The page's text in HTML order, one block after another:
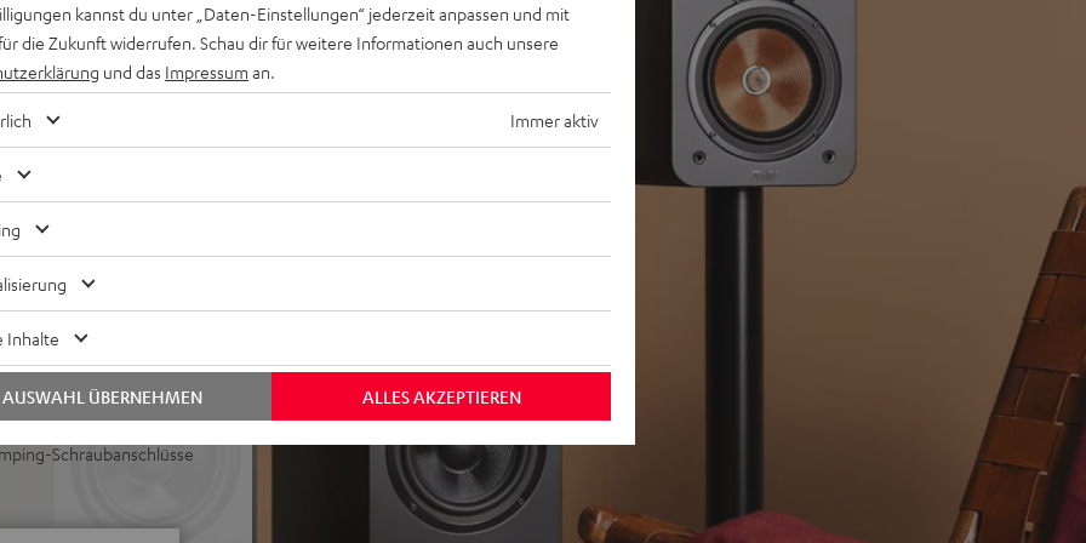
Einhüllung und
verwendbar,
Pegel bei
Phase-Plug arbeitet in
ULTIMA-
auch bei geringen
Höhen und sehr guter
Standfuß, Regal oder
Lackfront und wertigen
Schraubanschlüsse
kannst du unter „Daten-Einstellungen“ jederzeit anpassen und mit
die Zukunft widerrufen. Schau dir für weitere Informationen auch unsere
und das Impressum an.
Immer aktiv
Inhalte
ALLES AKZEPTIEREN
AUSWAHL ÜBERNEHMEN